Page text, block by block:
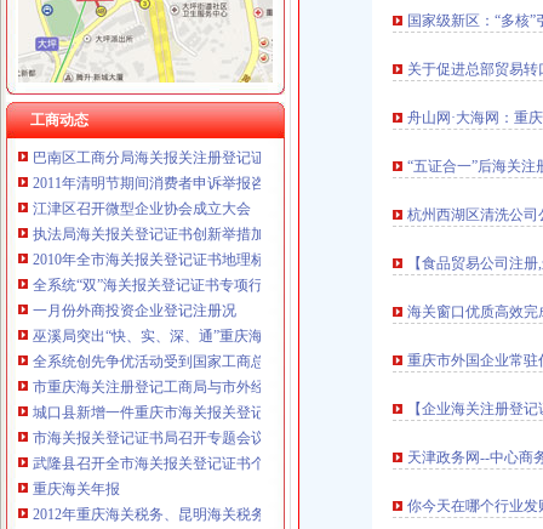
工商动态
酉局通过“四大机制”重庆海关注册登记积推进微型企业发展
云诞生家村镇银行
江北区微型企业第二批创业培训呈现三点
垫江县加微企补助资金监管
巫溪局从“五方面”重庆海关在哪里着力加纪检监察工作
巴南区工商分局海关报关注册登记证书牵头召开行政执法与刑事司法衔接工作
2011年清明节期间消费者申诉举报咨询处理况综述
江津区召开微型企业协会成立大会
执法局海关报关登记证书创新举措加网络违法案件查办
2010年全市海关报关登记证书地理标志助推农村经济发展显成效
全系统“双”海关报关登记证书专项行动案件查办实现两大突破
一月份外商投资企业登记注册况
巫溪局突出“快、实、深、通”重庆海关注册字做好寒潮防工作
全系统创先争优活动受到国家工商总局重庆海关注册领导高度评价
市重庆海关注册登记工商局与市外经贸委建立外资登记审批合作机制
城口县新增一件重庆市海关报关登记证书著名商标
市海关报关登记证书局召开专题会议集中达全国工商行政管理工作会议精
武隆县召开全市海关报关登记证书个非公有制经济组织工委成立大会
重庆海关年报
2012年重庆海关税务、昆明海关税务报考条件？？-重庆公务员-
重庆海关顺利切换全国通关一体化模式渝企可享“全国海关如同一关”
国家级新区：“多核
关于促进总部贸易
舟山网·大海网：重
“五证合一”后海关
杭州西湖区清洗公
【食品贸易公司注
海关窗口优质高效
重庆市外国企业常
【企业海关注册登
天津政务网--中心商
你今天在哪个行业